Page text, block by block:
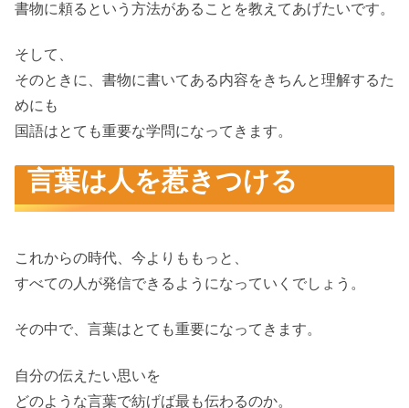
書物に頼るという方法があることを教えてあげたいです。
そして、
そのときに、書物に書いてある内容をきちんと理解するた
めにも
国語はとても重要な学問になってきます。
言葉は人を惹きつける
これからの時代、今よりももっと、
すべての人が発信できるようになっていくでしょう。
その中で、言葉はとても重要になってきます。
自分の伝えたい思いを
どのような言葉で紡げば最も伝わるのか。